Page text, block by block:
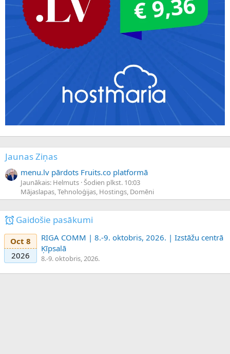
Jaunas Ziņas
menu.lv pārdots Fruits.co platformā
Jaunākais: Helmuts Šodien plkst. 10:03
Mājaslapas, Tehnoloģijas, Hostings, Domēni
Gaidošie pasākumi
Oct 8
2026
RIGA COMM | 8.-9. oktobris, 2026. | Izstāžu centrā
Ķīpsalā
8.-9. oktobris, 2026.